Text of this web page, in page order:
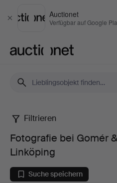
Schließen
Auctionet
Verfügbar auf Google
Fotografie
bei
Gomér
Filtrieren
Fotografie bei Gomér
Linköping
Suche speichern